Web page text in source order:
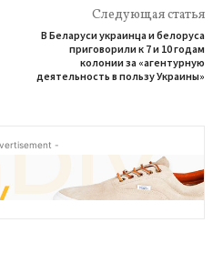
Следующая статья
В Беларуси украинца и белоруса
приговорили к 7 и 10 годам
колонии за «агентурную
деятельность в пользу Украины»
-